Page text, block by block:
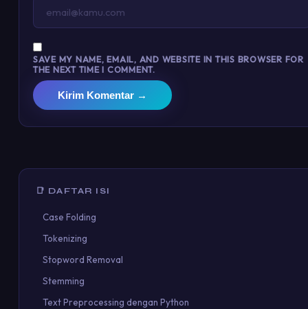
SAVE MY NAME, EMAIL, AND WEBSITE IN THIS BROWSER FOR
THE NEXT TIME I COMMENT.
Kirim Komentar →
📑 DAFTAR ISI
Case Folding
Tokenizing
Stopword Removal
Stemming
Text Preprocessing dengan Python